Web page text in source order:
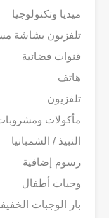
ميديا وتكنولوجيا
تلفزيون بشاشة
قنوات فضائية
هاتف
تلفزيون
مأكولات
النبيذ / الشمبانيا
رسوم إضافية
وجبات أطفال
بار الوجبات